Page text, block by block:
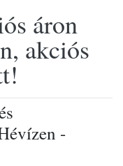
áron
akciós
-